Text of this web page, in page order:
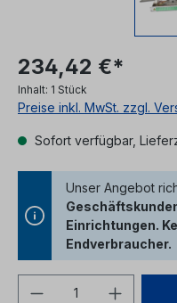
234,42 €*
Inhalt: 1 Stück
Preise inkl. MwSt. zzgl.
Sofort verfügbar,
Unser Angebot
Einrichtungen.
Endverbraucher.
Produkt